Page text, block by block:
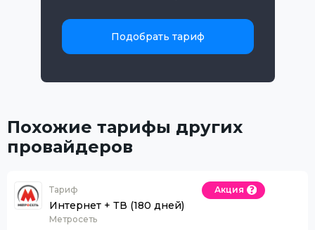
Подобрать тариф
Похожие тарифы других
провайдеров
Тариф
Интернет + ТВ (180 дней)
Метросеть
Акция